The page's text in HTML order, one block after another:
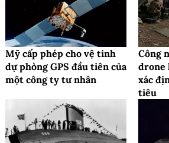
Mỹ cấp phép cho vệ tinh
dự phòng GPS đầu tiên của
một công ty tư nhân
Công
drone
xác
tiêu